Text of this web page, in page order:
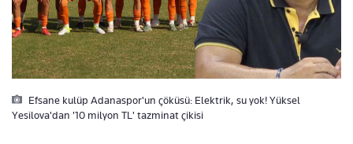
Efsane kulüp Adanaspor'un çöküsü: Elektrik, su yok! Yüksel
Yesilova'dan '10 milyon TL' tazminat çikisi